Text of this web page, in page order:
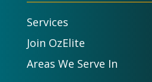
Services
Join OzElite
Areas We Serve In